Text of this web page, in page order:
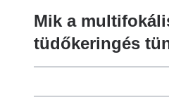
Mik a
tüdőkeringés